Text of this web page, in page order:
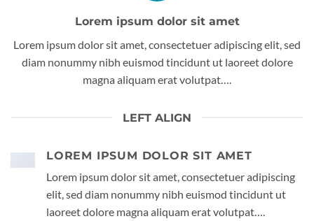
Lorem ipsum dolor sit amet
Lorem ipsum dolor sit amet, consectetuer adipiscing elit, sed
diam nonummy nibh euismod tincidunt ut laoreet dolore
magna aliquam erat volutpat….
LEFT ALIGN
LOREM IPSUM DOLOR SIT AMET
Lorem ipsum dolor sit amet, consectetuer adipiscing
elit, sed diam nonummy nibh euismod tincidunt ut
laoreet dolore magna aliquam erat volutpat….